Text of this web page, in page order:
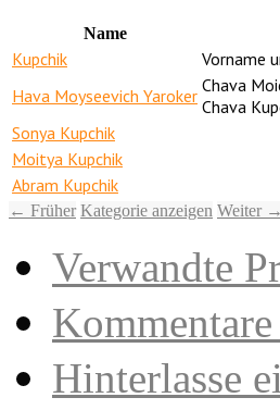
Name
Kupchik
Vorname
Hava Moyseevich Yaroker Chava
Chava
Sonya Kupchik
Moitya Kupchik
Abram Kupchik
← Früher Kategorie anzeigen Weiter →
Verwandte
Hinterlasse